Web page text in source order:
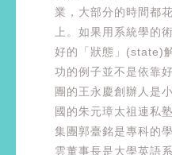
業，大部分的時間都
上。如果用系統學的
好的「狀態」(state)
功的例子並不是依靠
團的王永慶創辦人是
國的朱元璋太祖連私
集團郭臺銘是專科的
雲董事長是大學英語